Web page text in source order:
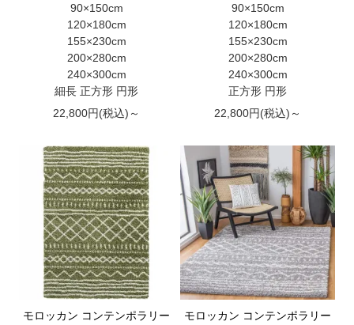
90×150cm
120×180cm
155×230cm
200×280cm
240×300cm
細長 正方形 円形
22,800円(税込)～
90×150cm
120×180cm
155×230cm
200×280cm
240×300cm
正方形 円形
22,800円(税込)～
モロッカン コンテンポラリー
モロッカン コンテンポラリー